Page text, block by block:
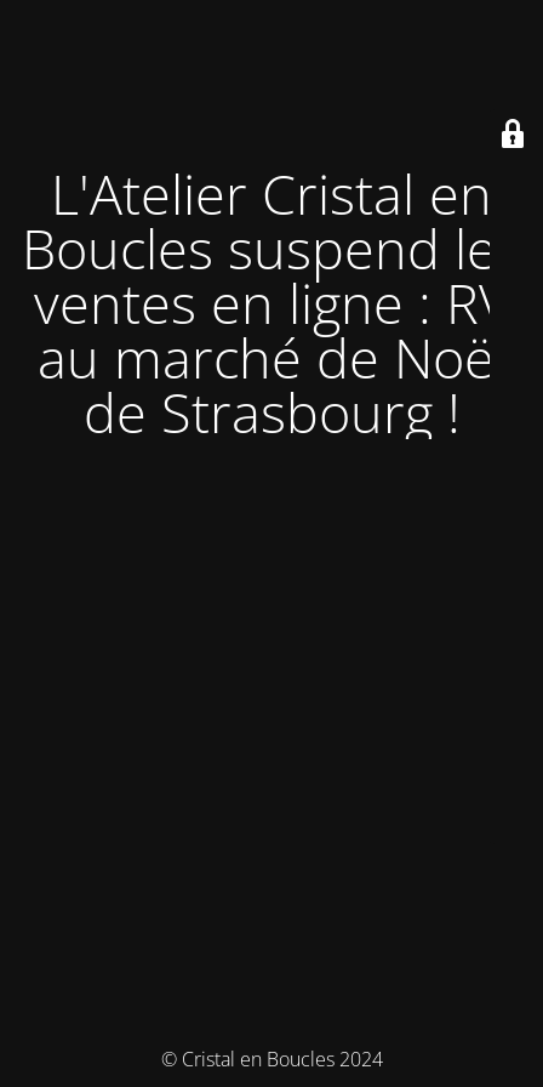
L'Atelier Cristal en
Boucles suspend les
ventes en ligne : RV
au marché de Noël
de Strasbourg !
© Cristal en Boucles 2024